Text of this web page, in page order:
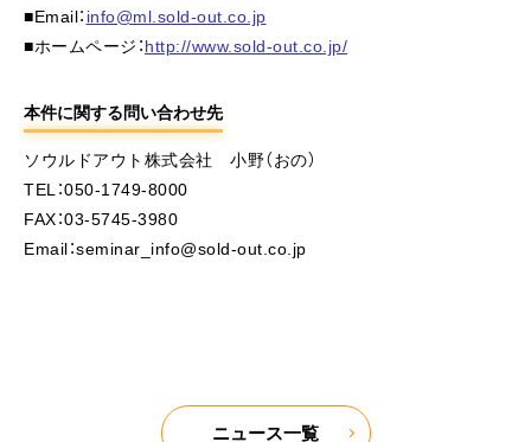
■Email： info@ml.sold-out.co.jp
■ホームページ：http://www.sold-out.co.jp/
本件に関する問い合わせ先
ソウルドアウト株式会社 小野（おの）
TEL：050-1749-8000
FAX：03-5745-3980
Email：seminar_info@sold-out.co.jp
ニュース一覧